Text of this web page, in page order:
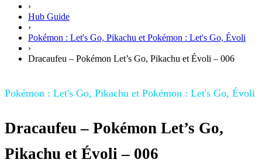
›
Hub Guide
›
Pokémon : Let's Go, Pikachu et Pokémon : Let's Go, Évoli
›
Dracaufeu – Pokémon Let’s Go, Pikachu et Évoli – 006
Pokémon : Let's Go, Pikachu et Pokémon : Let's Go, Évoli
Dracaufeu – Pokémon Let’s Go,
Pikachu et Évoli – 006